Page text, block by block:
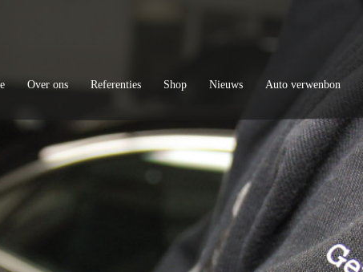
Over ons Referenties Shop Nieuws Auto verwenbon